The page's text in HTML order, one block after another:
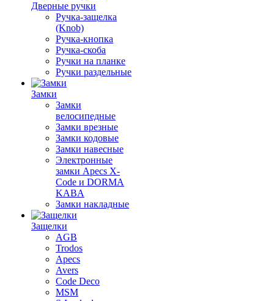
Дверные ручки
Ручка-защелка
(Knob)
Ручка-кнопка
Ручка-скоба
Ручки на планке
Ручки раздельные
Замки
Замки
велосипедные
Замки врезные
Замки кодовые
Замки навесные
Электронные
замки Apecs X-
Code и DORMA
KABA
Замки накладные
Защелки
AGB
Trodos
Apecs
Avers
Code Deco
MSM